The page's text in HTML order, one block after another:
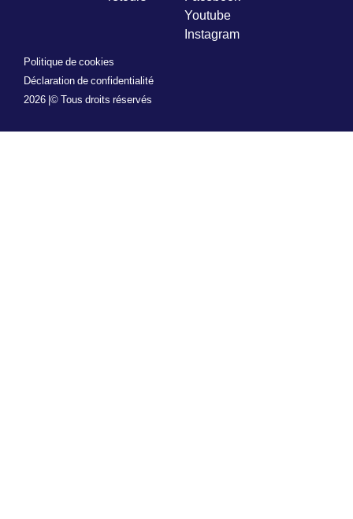
Youtube
Instagram
2026 |© Tous droits réservés
Politique de cookies
Déclaration de confidentialité